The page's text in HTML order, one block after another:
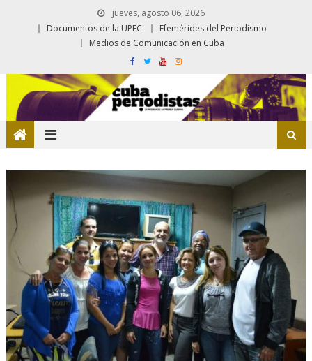
jueves, agosto 06, 2026
Documentos de la UPEC
Efemérides del Periodismo
Medios de Comunicación en Cuba